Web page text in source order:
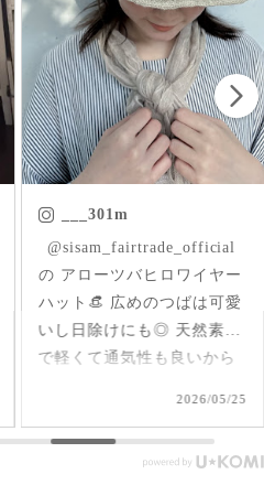
chica.chikako
首元にはいった草花刺繍が
さりげなくアクセントにな
ったインド産のオーガニッ
クコットンのブラウス✨ 軽
くて柔らか♪ 前後を変えて
で可愛いいけど、刺繍面を
前にした時はリネンジレと
2026/05/17